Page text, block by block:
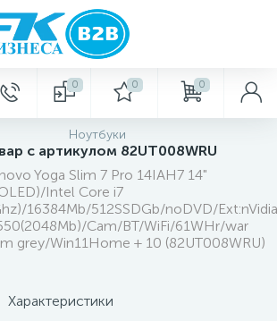
0 0 0
Ноутбуки
с артикулом 82UT008WRU
Yoga Slim 7 Pro 14IAH7 14"
Intel Core i7
16384Mb/512SSDGb/noDVD/Ext:nVidia
Cam/BT/WiFi/61WHr/war
grey/Win11Home + 10 (82UT008WRU)
Характеристики